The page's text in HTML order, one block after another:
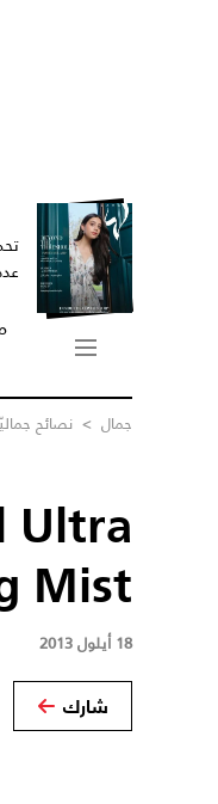
عدد
جمال > نصائح
Ultra
Mist
18 أيلول 2013
شارك